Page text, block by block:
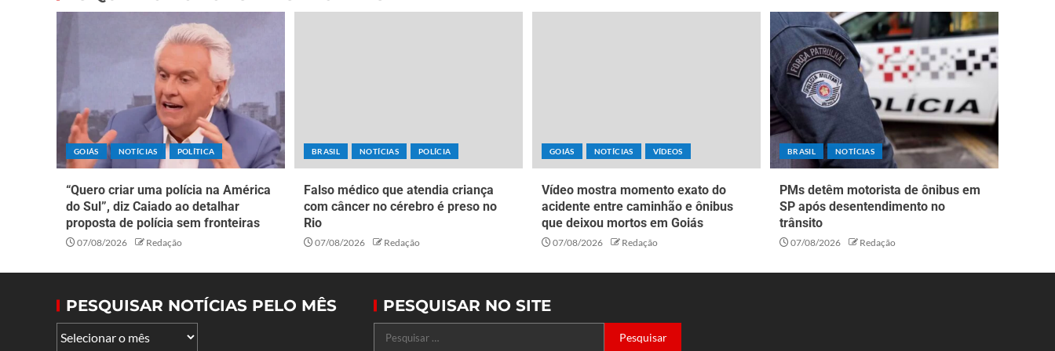
GOIÁS NOTÍCIAS POLÍTICA
“Quero criar uma polícia na América
do Sul”, diz Caiado ao detalhar
proposta de polícia sem fronteiras
07/08/2026 Redação
BRASIL NOTÍCIAS POLÍCIA
Falso médico que atendia criança
com câncer no cérebro é preso no
Rio
07/08/2026 Redação
GOIÁS NOTÍCIAS VÍDEOS
Vídeo mostra momento exato do
acidente entre caminhão e ônibus
que deixou mortos em Goiás
07/08/2026 Redação
BRASIL NOTÍCIAS
PMs detêm motorista de ônibus em
SP após desentendimento no
trânsito
07/08/2026 Redação
PESQUISAR NOTÍCIAS PELO MÊS PESQUISAR NO SITE